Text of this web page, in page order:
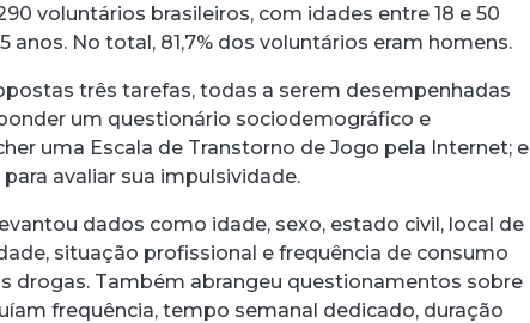
voluntários brasileiros, com idades entre 18 e 50
anos. No total, 81,7% dos voluntários eram homens.
três tarefas, todas a serem desempenhadas
um questionário sociodemográfico e
uma Escala de Transtorno de Jogo pela Internet; e
avaliar sua impulsividade.
dados como idade, sexo, estado civil, local de
situação profissional e frequência de consumo
drogas. Também abrangeu questionamentos sobre
frequência, tempo semanal dedicado, duração